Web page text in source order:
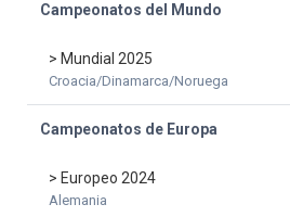
Campeonatos del Mundo
> Mundial 2025
Croacia/Dinamarca/Noruega
Campeonatos de Europa
> Europeo 2024
Alemania